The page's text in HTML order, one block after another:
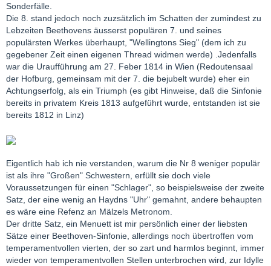
Sonderfälle.
Die 8. stand jedoch noch zuzsätzlich im Schatten der zumindest zu
Lebzeiten Beethovens äusserst populären 7. und seines
populärsten Werkes überhaupt, "Wellingtons Sieg" (dem ich zu
gegebener Zeit einen eigenen Thread widmen werde) .Jedenfalls
war die Uraufführung am 27. Feber 1814 in Wien (Redoutensaal
der Hofburg, gemeinsam mit der 7. die bejubelt wurde) eher ein
Achtungserfolg, als ein Triumph (es gibt Hinweise, daß die Sinfonie
bereits in privatem Kreis 1813 aufgeführt wurde, entstanden ist sie
bereits 1812 in Linz)
Eigentlich hab ich nie verstanden, warum die Nr 8 weniger populär
ist als ihre "Großen" Schwestern, erfüllt sie doch viele
Voraussetzungen für einen "Schlager", so beispielsweise der zweite
Satz, der eine wenig an Haydns "Uhr" gemahnt, andere behaupten
es wäre eine Refenz an Mälzels Metronom.
Der dritte Satz, ein Menuett ist mir persönlich einer der liebsten
Sätze einer Beethoven-Sinfonie, allerdings noch übertroffen vom
temperamentvollen vierten, der so zart und harmlos beginnt, immer
wieder von temperamentvollen Stellen unterbrochen wird, zur Idylle